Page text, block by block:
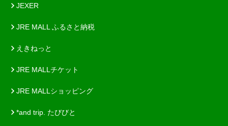
JEXER
JRE MALL ふるさと納税
えきねっと
JRE MALLチケット
JRE MALLショッピング
*and trip. たびびと